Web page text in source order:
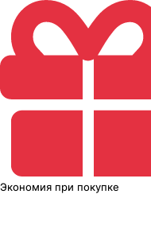
Экономия при покупке